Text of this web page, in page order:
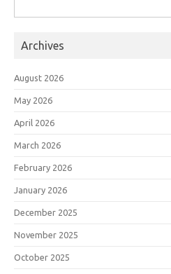
for:
Archives
August 2026
May 2026
April 2026
March 2026
February 2026
January 2026
December 2025
November 2025
October 2025